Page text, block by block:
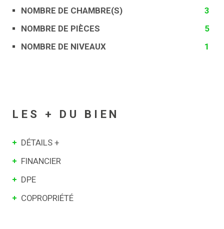
NOMBRE DE CHAMBRE(S)
3
NOMBRE DE PIÈCES
5
NOMBRE DE NIVEAUX
1
LES + DU BIEN
DÉTAILS +
FINANCIER
DPE
COPROPRIÉTÉ